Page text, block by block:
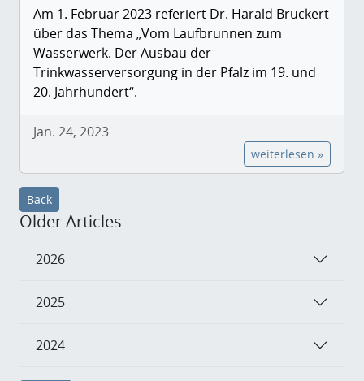
Am 1. Februar 2023 referiert Dr. Harald Bruckert
über das Thema „Vom Laufbrunnen zum
Wasserwerk. Der Ausbau der
Trinkwasserversorgung in der Pfalz im 19. und
20. Jahrhundert“.
Jan. 24, 2023
weiterlesen »
Back
Older Articles
2026
2025
2024